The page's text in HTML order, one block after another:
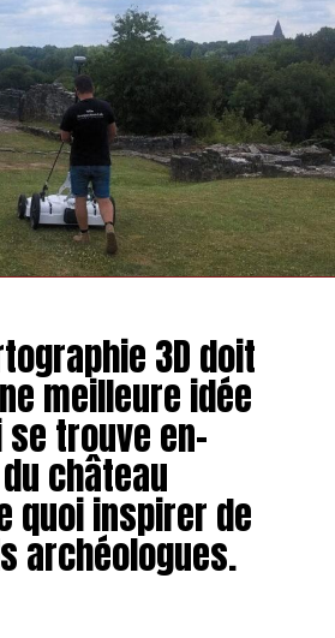
3D doit
meilleure idée
se trouve en-
château
quoi inspirer de
archéologues.